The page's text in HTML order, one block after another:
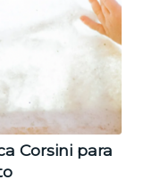
Corsini para